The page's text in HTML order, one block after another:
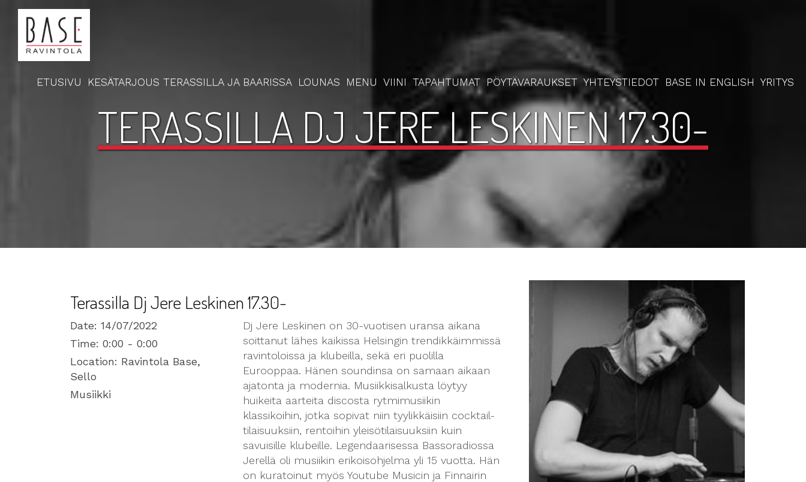
ETUSIVU KESÄTARJOUS TERASSILLA JA BAARISSA LOUNAS MENU VIINI TAPAHTUMAT PÖYTÄVARAUKSET YHTEYSTIEDOT BASE IN ENGLISH YRITYS
TERASSILLA DJ JERE LESKINEN 17.30-
Terassilla Dj Jere Leskinen 17.30-
Date: 14/07/2022
Time: 0:00 - 0:00
Location: Ravintola Base,
Sello
Musiikki
Dj Jere Leskinen on 30-vuotisen uransa aikana
soittanut lähes kaikissa Helsingin trendikkäimmissä
ravintoloissa ja klubeilla, sekä eri puolilla
Eurooppaa. Hänen soundinsa on samaan aikaan
ajatonta ja modernia. Musiikkisalkusta löytyy
huikeita aarteita discosta rytmimusiikin
klassikoihin, jotka sopivat niin tyylikkäisiin cocktail-
tilaisuuksiin, rentoihin yleisötilaisuuksiin kuin
savuisille klubeille. Legendaarisessa Bassoradiossa
Jerellä oli musiikin erikoisohjelma yli 15 vuotta. Hän
on kuratoinut myös Youtube Musicin ja Finnairin